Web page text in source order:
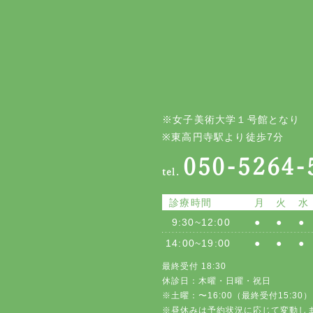
※女子美術大学１号館となり
※東高円寺駅より徒歩7分
tel. 050-5264-
診療時間 月 火
水
9:30~12:00
● ●
●
14:00~19:00
● ● ●
最終受付 18:30
休診日：木曜・日曜・祝日
※土曜：〜16:00（最終受付15:30）
※昼休みは予約状況に応じて変動し